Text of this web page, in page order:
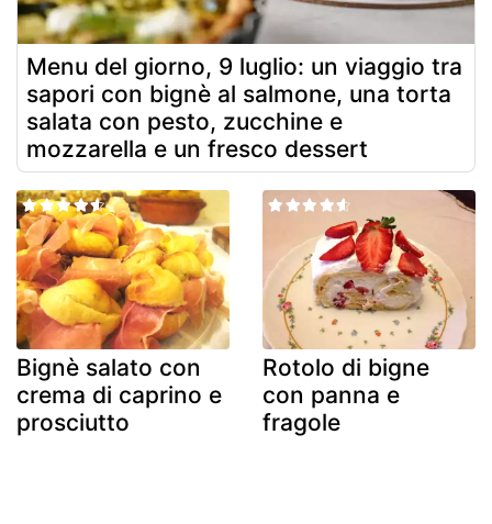
Menu del giorno, 9 luglio: un viaggio tra
sapori con bignè al salmone, una torta
salata con pesto, zucchine e
mozzarella e un fresco dessert
Bignè salato con
crema di caprino e
prosciutto
Rotolo di bigne
con panna e
fragole